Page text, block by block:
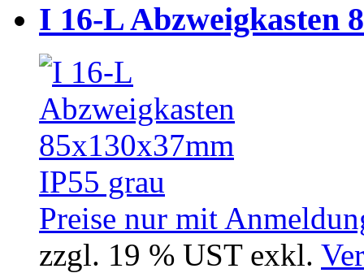
I 16-L Abzweigkasten
Preise nur mit
zzgl. 19 % UST exkl.